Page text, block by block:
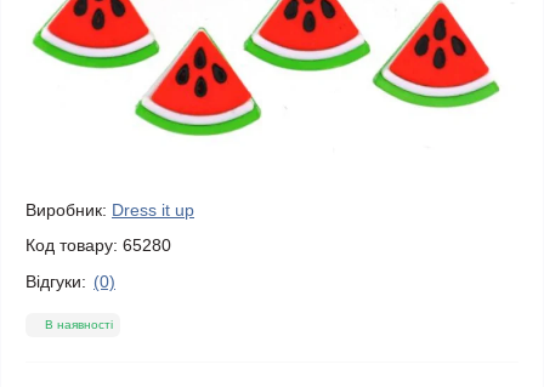
Виробник: Dress it up
Код товару: 65280
Відгуки: (0)
В наявності